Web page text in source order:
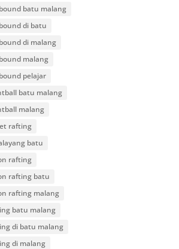
batu malang
di batu
di malang
malang
pelajar
batu malang
malang
rafting
batu
rafting
rafting batu
rafting malang
batu malang
di batu malang
di malang